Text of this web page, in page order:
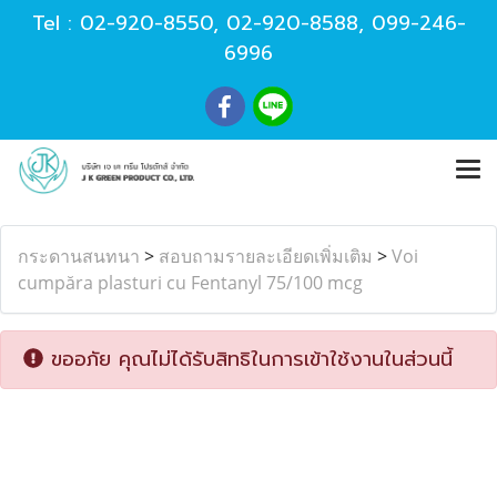
Tel : 02-920-8550, 02-920-8588, 099-246-
6996
กระดานสนทนา > สอบถามรายละเอียดเพิ่มเติม >Voi
cumpăra plasturi cu Fentanyl 75/100 mcg
ขออภัย คุณไม่ได้รับสิทธิในการเข้าใช้งานในส่วนนี้